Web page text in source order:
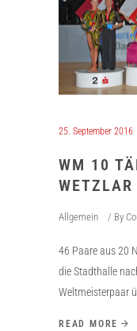
25. September 2016
WM 10
WETZLAR
Allgemein By
46 Paare aus 20
die Stadthalle
Weltmeisterpaar
READ MORE